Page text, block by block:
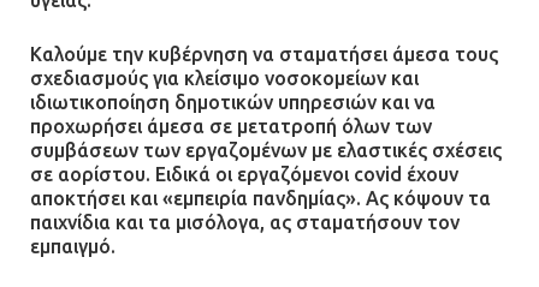
πυροβολισμούς κατά του 20χρονου
με αναπηρία
11.07.2026 | 22:59
Ένα πουλί «υπεύθυνο» για την
πρωινή διακοπή ρεύματος στη
Μάνδρα
Καλούμε την κυβέρνηση να σταματήσει άμεσα τους
σχεδιασμούς για κλείσιμο νοσοκομείων και
ιδιωτικοποίηση δημοτικών υπηρεσιών και να
προχωρήσει άμεσα σε μετατροπή όλων των
συμβάσεων των εργαζομένων με ελαστικές σχέσεις
σε αορίστου. Ειδικά οι εργαζόμενοι covid έχουν
αποκτήσει και «εμπειρία πανδημίας». Ας κόψουν τα
παιχνίδια και τα μισόλογα, ας σταματήσουν τον
εμπαιγμό.